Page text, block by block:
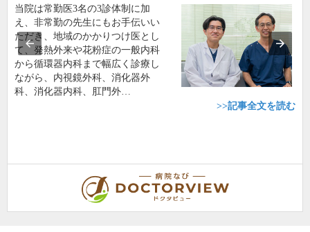
当院は常勤医3名の3診体制に加
え、非常勤の先生にもお手伝いい
ただき、地域のかかりつけ医とし
て、発熱外来や花粉症の一般内科
から循環器内科まで幅広く診療し
ながら、内視鏡外科、消化器外
科、消化器内科、肛門外…
>>記事全文を読む